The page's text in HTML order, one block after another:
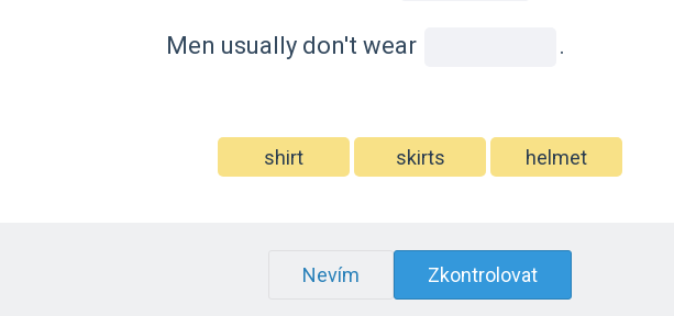
Men usually don't wear .
shirt skirts helmet
Nevím Zkontrolovat